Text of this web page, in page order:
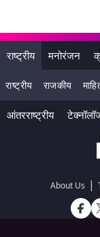
राष्ट्रीय मनोरंजन
राष्ट्रीय राजकीय
आंतरराष्ट्रीय
About Us |